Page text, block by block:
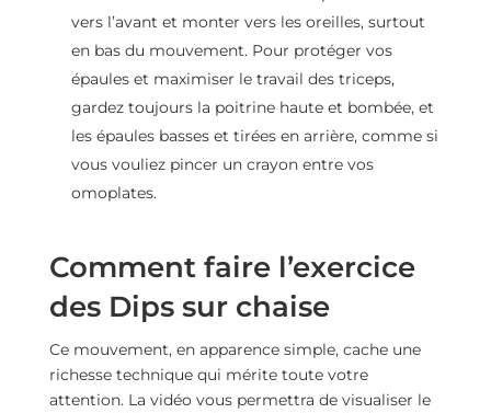
vers l’avant et monter vers les oreilles, surtout
en bas du mouvement. Pour protéger vos
épaules et maximiser le travail des triceps,
gardez toujours la poitrine haute et bombée, et
les épaules basses et tirées en arrière, comme si
vous vouliez pincer un crayon entre vos
omoplates.
Comment faire l’exercice
des Dips sur chaise
Ce mouvement, en apparence simple, cache une
richesse technique qui mérite toute votre
attention. La vidéo vous permettra de visualiser le